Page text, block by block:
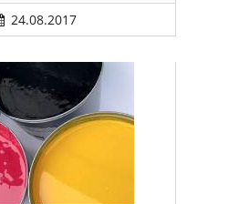
24.08.2017